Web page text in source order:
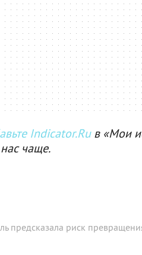
Indicator.Ruв «Мои
чаще.
предсказала риск